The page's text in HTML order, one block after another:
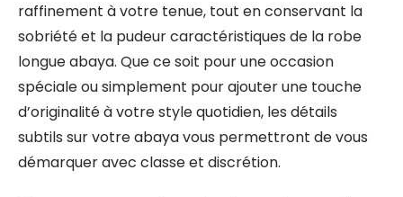
raffinement à votre tenue, tout en conservant la
sobriété et la pudeur caractéristiques de la robe
longue abaya. Que ce soit pour une occasion
spéciale ou simplement pour ajouter une touche
d’originalité à votre style quotidien, les détails
subtils sur votre abaya vous permettront de vous
démarquer avec classe et discrétion.